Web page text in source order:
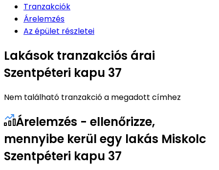
Tranzakciók
Árelemzés
Az épület részletei
Lakások tranzakciós árai
Szentpéteri kapu 37
Nem található tranzakció a megadott címhez
Árelemzés - ellenőrizze,
mennyibe kerül egy lakás Miskolc
Szentpéteri kapu 37